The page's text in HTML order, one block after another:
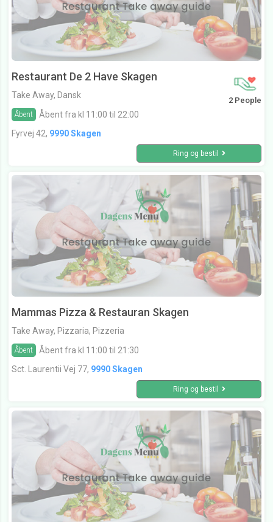
Restaurant De 2 Have Skagen
Take Away, Dansk
Åbent Åbent fra kl 11:00 til 22:00
2 People
Fyrvej 42, 9990 Skagen
Ring og bestil
Mammas Pizza & Restauran Skagen
Take Away, Pizzaria, Pizzeria
Åbent
Åbent fra kl 11:00 til 21:30
Sct. Laurentii Vej 77, 9990 Skagen
Ring og bestil